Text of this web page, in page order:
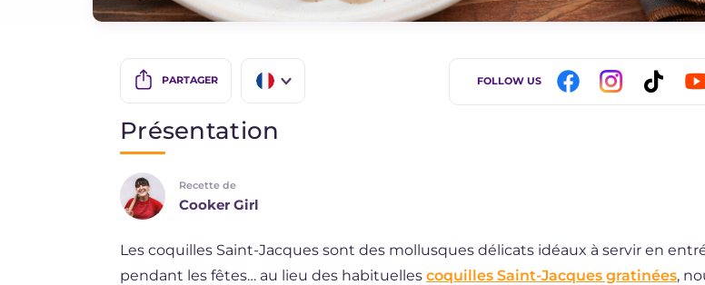
PARTAGER
BR
FOLLOW US
Présentation
Recette de
Cooker Girl
Les coquilles Saint-Jacques sont des mollusques délicats idéaux à servir en
pendant les fêtes… au lieu des habituelles coquilles Saint-Jacques gratinées,